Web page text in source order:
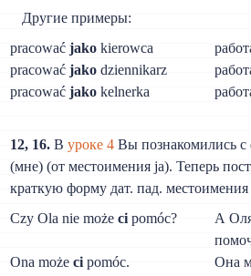
Другие примеры:
pracowaćjako kierowca
pracowaćjako dziennikarz
pracowaćjako kelnerka
12, 16. Вуроке 4 Вы познакомились с
(мне) (от местоимения ja). Теперь
краткую форму дат. пад.
Czy Ola nie możeci pomóc?
А
Ona możeci pomóc. Она